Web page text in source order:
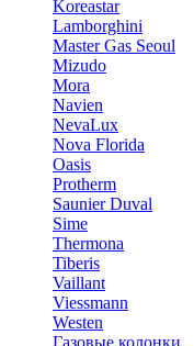
Koreastar
Lamborghini
Master Gas Seoul
Mizudo
Mora
Navien
NevaLux
Nova Florida
Oasis
Protherm
Saunier Duval
Sime
Thermona
Tiberis
Vaillant
Viessmann
Westen
Газовые колонки